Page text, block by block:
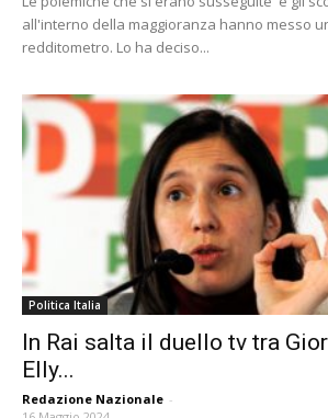
all'interno della maggioranza hanno messo
redditometro. Lo ha deciso...
Politica Italia
In Rai salta il duello tv tra
Elly...
Redazione Nazionale -